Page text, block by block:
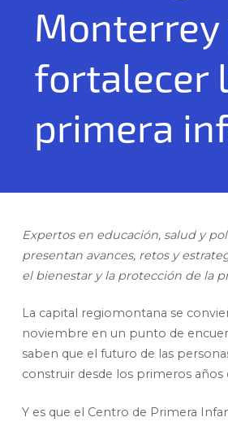
Monterrey
fortalecer
primera
Expertos en educación, salud y
presentan avances, retos y
el bienestar y la protección de la
La capital regiomontana se
noviembre en un punto de
saben que el futuro de las
construir desde los primeros años
Y es que el Centro de Primera